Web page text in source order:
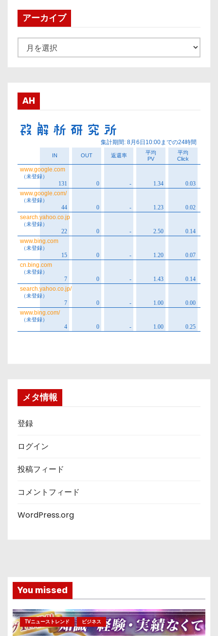
アーカイブ
ー
ブ
AH
メタ情報
登録
ログイン
投稿フィード
コメントフィード
WordPress.org
You missed
TVニューストレンド ビジネス